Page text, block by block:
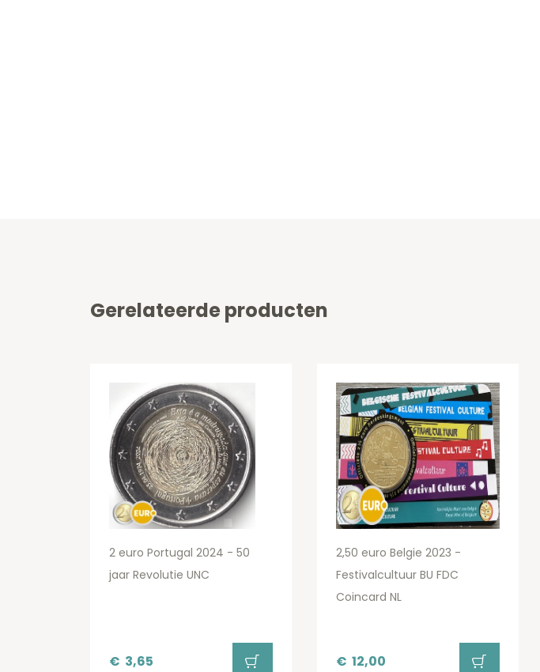
Gerelateerde producten
2 euro Portugal 2024 - 50
jaar Revolutie UNC
€ 3,65
2,50 euro Belgie 2023 -
Festivalcultuur BU FDC
Coincard NL
€ 12,00